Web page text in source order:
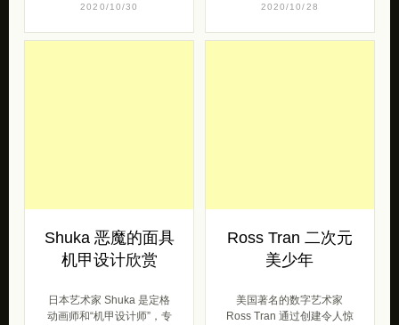
2020/10/30 2020/10/28
Shuka 恶魔的面具
机甲设计欣赏
日本艺术家 Shuka 是定格
动画师和“机甲设计师”，专
Ross Tran 二次元
美少年
美国著名的数字艺术家
Ross Tran 通过创建令人惊